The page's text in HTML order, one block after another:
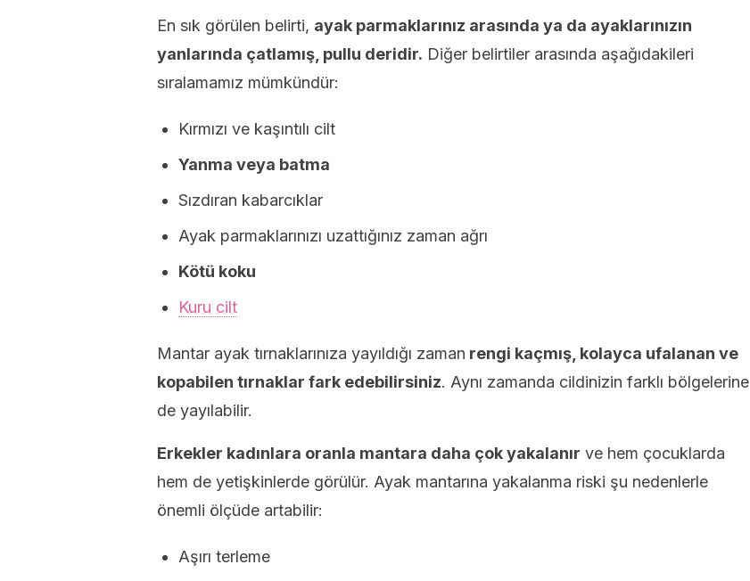
En sık görülen belirti, ayak parmaklarınız arasında ya da ayaklarınızın
yanlarında çatlamış, pullu deridir. Diğer belirtiler arasında aşağıdakileri
sıralamamız mümkündür:
Kırmızı ve kaşıntılı cilt
Yanma veya batma
Sızdıran kabarcıklar
Ayak parmaklarınızı uzattığınız zaman ağrı
Kötü koku
Kuru cilt
Mantar ayak tırnaklarınıza yayıldığı zaman rengi kaçmış, kolayca ufalanan ve
kopabilen tırnaklar fark edebilirsiniz. Aynı zamanda cildinizin farklı bölgelerine
de yayılabilir.
Erkekler kadınlara oranla mantara daha çok yakalanır ve hem çocuklarda
hem de yetişkinlerde görülür. Ayak mantarına yakalanma riski şu nedenlerle
önemli ölçüde artabilir:
Aşırı terleme